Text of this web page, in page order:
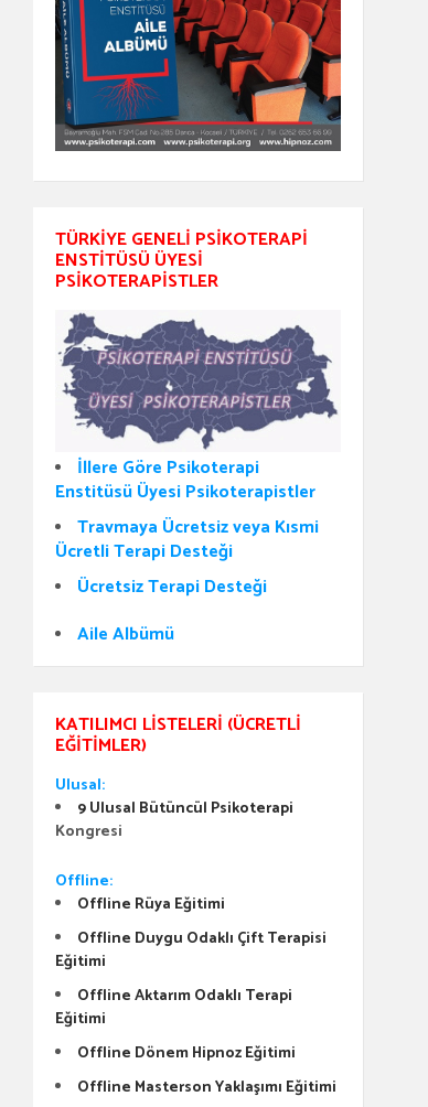
TÜRKIYE GENELI PSIKOTERAPI
ENSTITÜSÜ ÜYESI
PSIKOTERAPISTLER
İllere Göre Psikoterapi
Enstitüsü Üyesi Psikoterapistler
Travmaya Ücretsiz veya Kısmi
Ücretli Terapi Desteği
Ücretsiz Terapi Desteği
Aile Albümü
KATILIMCI LISTELERI (ÜCRETLI
EĞITIMLER)
Ulusal:
9 Ulusal Bütüncül Psikoterapi
Kongresi
Offline:
Offline Rüya Eğitimi
Offline Duygu Odaklı Çift Terapisi
Eğitimi
Offline Aktarım Odaklı Terapi
Eğitimi
Offline Dönem Hipnoz Eğitimi
Offline Masterson Yaklaşımı Eğitimi